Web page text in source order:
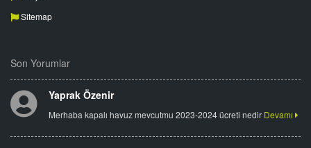
Sitemap
Son Yorumlar
Yaprak Özenir
Merhaba kapalı havuz mevcutmu 2023-2024 ücreti nedir Devamı